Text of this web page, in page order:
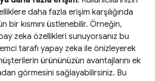
daha fazla erişim karşılığında
bir kısmını üstlenebilir. Örneğin,
zeka özellikleri sunuyorsanız bu
tarafı yapay zeka ile önizleyerek
ürününüzün avantajlarını ek
görmesini sağlayabilirsiniz. Bu